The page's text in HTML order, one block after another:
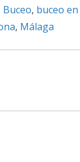
Buceo, buceo
, Málaga